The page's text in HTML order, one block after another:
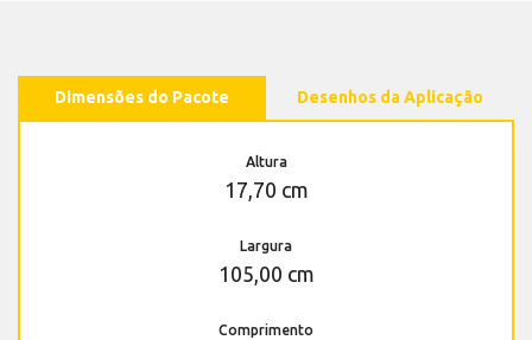
Dimensões do Pacote Desenhos da Aplicação
Altura
17,70 cm
Largura
105,00 cm
Comprimento